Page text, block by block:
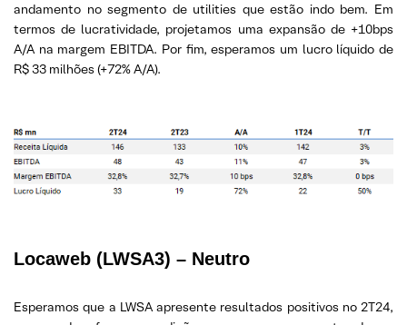
andamento no segmento de utilities que estão indo bem. Em
termos de lucratividade, projetamos uma expansão de +10bps
A/A na margem EBITDA. Por fim, esperamos um lucro líquido de
R$ 33 milhões (+72% A/A).
Locaweb (LWSA3) – Neutro
Esperamos que a LWSA apresente resultados positivos no 2T24,